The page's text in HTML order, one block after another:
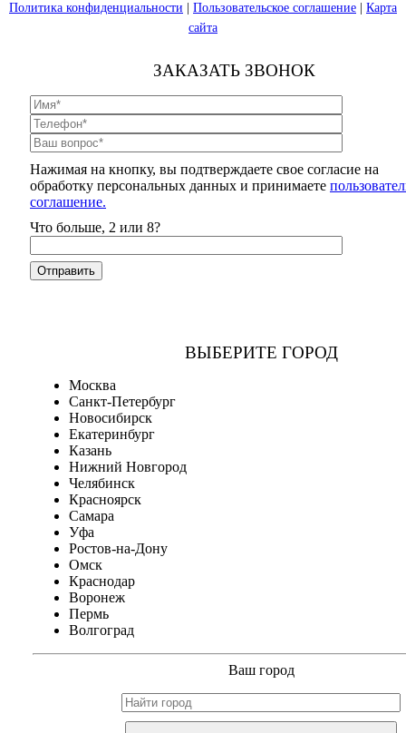
Политика конфиденциальности
Пользовательское соглашение
Карта
сайта
ЗАКАЗАТЬ ЗВОНОК
Нажимая на кнопку, вы подтверждаете свое согласие на
обработку персональных данных и принимаете
соглашение.
Что больше, 2 или 8?
ВЫБЕРИТЕ ГОРОД
Москва
Санкт-Петербург
Новосибирск
Екатеринбург
Казань
Нижний Новгород
Челябинск
Красноярск
Самара
Уфа
Ростов-на-Дону
Омск
Краснодар
Воронеж
Пермь
Волгоград
Ваш город